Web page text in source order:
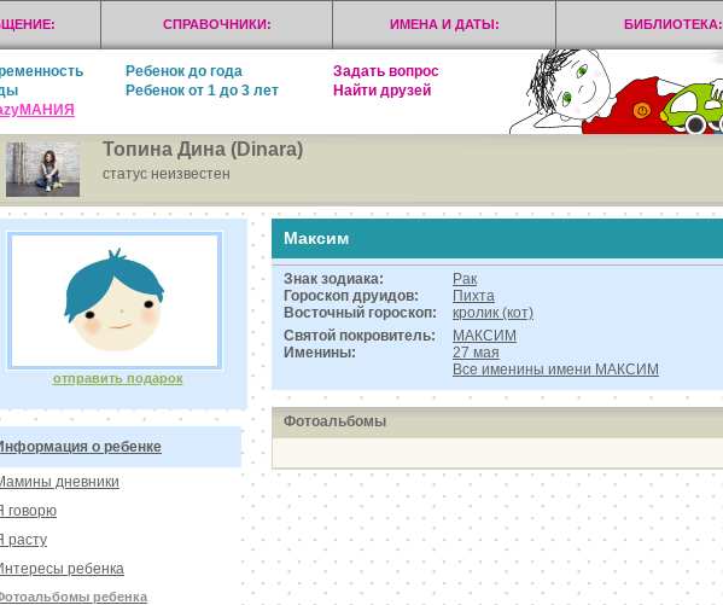
СПРАВОЧНИКИ: ИМЕНА И ДАТЫ: БИБЛИОТЕКА:
Ребенок до года
Задать вопрос
Ребенок от 1 до 3 лет
Найти друзей
Топина Дина (Dinara)
статус неизвестен
отправить подарок
о ребенке
дневники
говорю
расту
ребенка
ребенка
Максим
Знак зодиака:
Рак
Гороскоп друидов:
Пихта
Восточный гороскоп:
кролик (кот)
Святой покровитель:
МАКСИМ
Именины:
27 мая
Все именины имени МАКСИМ
Фотоальбомы